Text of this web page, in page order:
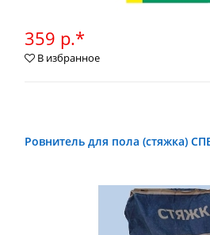
359 р.*
В избранное
Ровнитель для пола (стяжка)